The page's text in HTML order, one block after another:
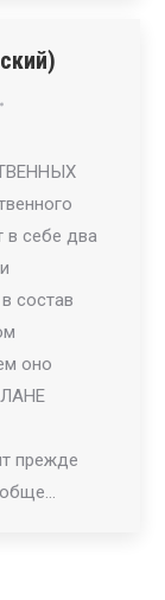
в себе два
состав
оно
прежде